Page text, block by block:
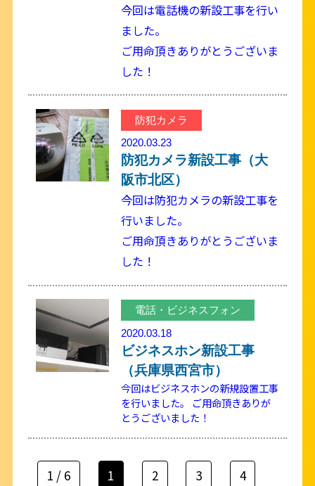
今回は電話機の新設工事を行い
ました。
ご用命頂きありがとうございま
した！
防犯カメラ
2020.03.23
防犯カメラ新設工事（大
阪市北区）
今回は防犯カメラの新設工事を
行いました。
ご用命頂きありがとうございま
した！
電話・ビジネスフォン
2020.03.18
ビジネスホン新設工事
（兵庫県西宮市）
今回はビジネスホンの新規設置工事
を行いました。 ご用命頂きありが
とうございました！
1 / 6 1 2 3 4